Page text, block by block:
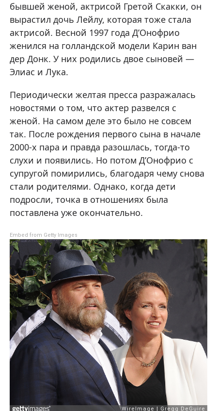
бывшей женой, актрисой Гретой Скакки, он
вырастил дочь Лейлу, которая тоже стала
актрисой. Весной 1997 года Д’Онофрио
женился на голландской модели Карин ван
дер Донк. У них родились двое сыновей —
Элиас и Лука.
Периодически желтая пресса разражалась
новостями о том, что актер развелся с
женой. На самом деле это было не совсем
так. После рождения первого сына в начале
2000-х пара и правда разошлась, тогда-то
слухи и появились. Но потом Д’Онофрио с
супругой помирились, благодаря чему снова
стали родителями. Однако, когда дети
подросли, точка в отношениях была
поставлена уже окончательно.
Embed from Getty Images